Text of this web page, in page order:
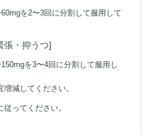
を2〜3回に分割して服用して
張・抑うつ]
を3〜4回に分割して服用し
減してください。
ってください。